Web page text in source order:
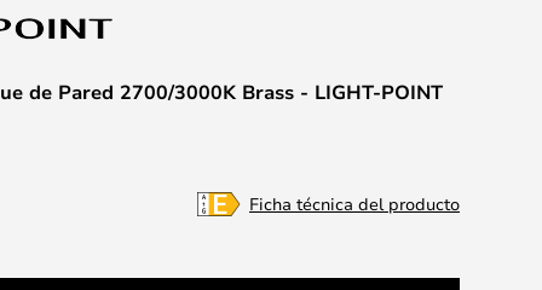
de Pared 2700/3000K Brass - LIGHT-POINT
Ficha técnica del producto